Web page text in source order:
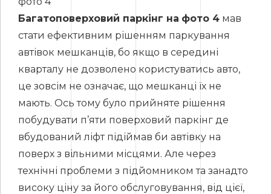
Багатоповерховий паркінг на фото 4 мав
стати ефективним рішенням паркування
автівок мешканців, бо якщо в середині
кварталу не дозволено користуватись авто,
це зовсім не означає, що мешканці їх не
мають. Ось тому було прийняте рішення
побудувати п’яти поверховий паркінг де
вбудований ліфт підіймав би автівку на
поверх з вільними місцями. Але через
технічні проблеми з підйомником та занадто
високу ціну за його обслуговування, від цієї,